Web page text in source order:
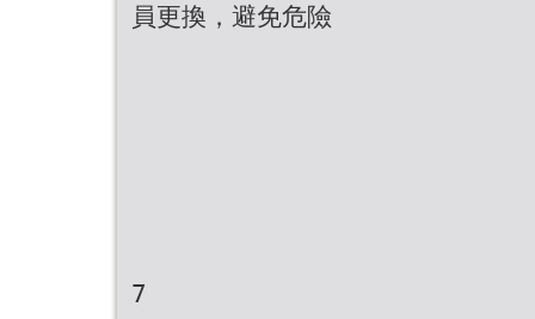
員更換，避免危險
7